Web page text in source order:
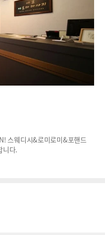
스웨디시&로미로미&포핸드
니다.